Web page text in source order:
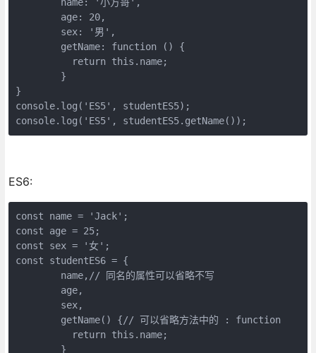
}
console.log('ES5', studentES5);
console.log('ES5', studentES5.getName());
ES6:
const name = 'Jack';
const age = 25;
const sex = '女';
const studentES6 = {